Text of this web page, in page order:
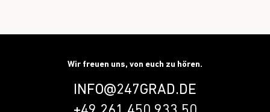
Wir freuen uns, von euch zu hören.
INFO@247GRAD.DE